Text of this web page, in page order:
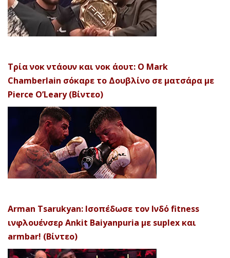
Τρία νοκ ντάουν και νοκ άουτ: Ο Mark
Chamberlain σόκαρε το Δουβλίνο σε ματσάρα με
Pierce O’Leary (Βίντεο)
Arman Tsarukyan: Ισοπέδωσε τον Ινδό fitness
ινφλουένσερ Ankit Baiyanpuria με suplex και
armbar! (Βίντεο)